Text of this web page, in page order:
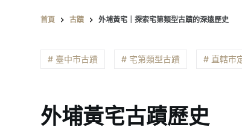
首頁 古蹟 外埔黃宅｜探索宅第類型古蹟的深遠歷史
# 臺中市古蹟 # 宅第類型古蹟 # 直轄市
外埔黃宅古蹟歷史